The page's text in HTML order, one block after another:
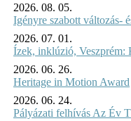
2026. 08. 05.
Igényre szabott változás-
2026. 07. 01.
Ízek, inklúzió, Veszprém:
2026. 06. 26.
Heritage in Motion Award
2026. 06. 24.
Pályázati felhívás Az Év